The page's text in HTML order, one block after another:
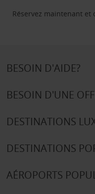
Réservez maintenant et
BESOIN D'AIDE?
BESOIN D'UNE
DESTINATIONS
DESTINATIONS
AÉROPORTS